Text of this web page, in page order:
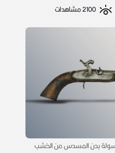
2100 مشاهدات
بدن المسدس من الخشب